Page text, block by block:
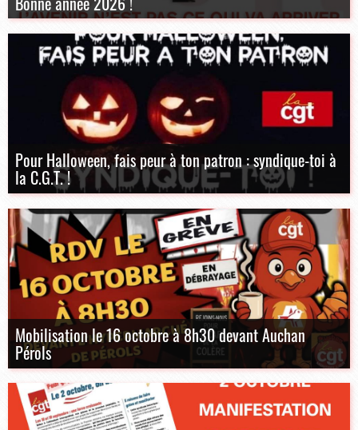
Pour Halloween, fais peur à ton patron : syndique-toi à
la C.G.T. !
Mobilisation le 16 octobre à 8h30 devant Auchan
Pérols